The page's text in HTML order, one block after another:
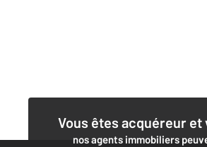
Vous êtes acquéreur et
nos agents immobiliers